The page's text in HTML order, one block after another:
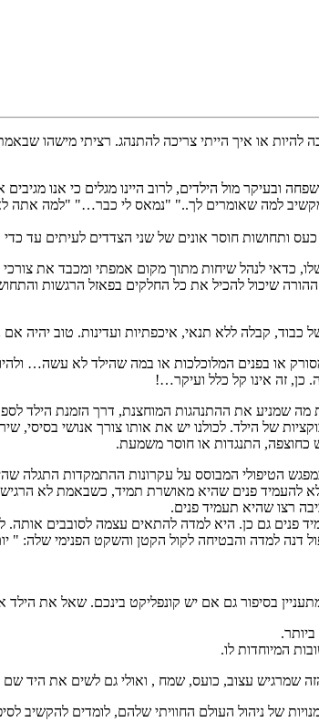
להיות או איך הייתי צריכה להתנהג. רציתי מישהו
ובעיקר מול הילדים, לרוב היינו מגלים כי אנו
למה שאומרים לך.." "נמאס לי כבר…" "למה אתה
ותחושות חוסר אונים של שני הצדדים לעיתים עד
כדאי לנהל שיחות מתוך מקום אמפתי ומכבד את צורכי
שיכול להכיל את כל החלקים בפאזל הרגשות
כבוד, קבלה ללא תנאי, איכפתיות ועדינות. טוב יהיה אם
או בפנים המלוכלכות או במה שהילד לא עשה…
כן, זה אינו קל כלל ועיקר…!
שמניע את ההתנהגות המוחצנת, דרך הזמנת הילד
של הילד. לכולנו יש את אותו צורך אנושי
במפגש הטיפולי המבוסס על עקרונות ההתמקדות
להעמיד פנים שהיא מאושרת תמיד, כשבאמת לא
רצו שהיא תעמיד פנים.
גם כן. היא למדה להתאים עצמה לסובבים אותה.
דנה למדה והבטיחה לקול הקטן והשקט הפנימי שלה:
בסיפור גם אם יש קונפליקט בינכם. שאל את
המיוחדות לו.
שמרגיש עצוב, כועס, שמח , ואולי גם לשים את היד שם
של ניהול העולם החוויתי שלהם, לומדים להקשיב